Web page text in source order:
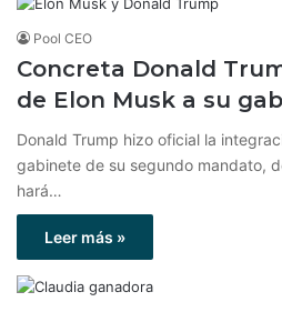
Pool CEO
Concreta Donald
de Elon Musk a su
Donald Trump hizo oficial la
gabinete de su segundo mandato,
hará…
Leer más »